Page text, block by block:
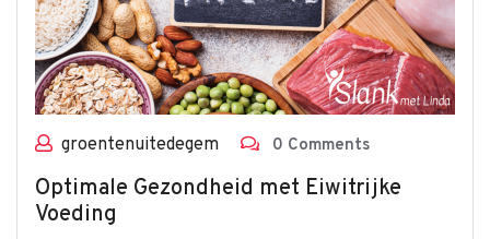
groentenuitedegem 0 Comments
Optimale Gezondheid met Eiwitrijke
Voeding